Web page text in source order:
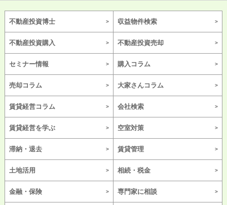
不動産投資博士 収益物件検索
不動産投資購入 不動産投資売却
セミナー情報 購入コラム
売却コラム 大家さんコラム
賃貸経営コラム 会社検索
賃貸経営を学ぶ 空室対策
滞納・退去 賃貸管理
土地活用 相続・税金
金融・保険 専門家に相談